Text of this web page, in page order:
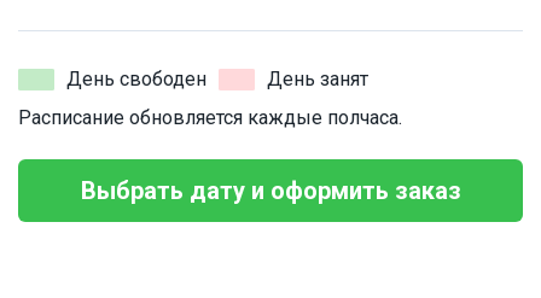
День свободен
День занят
Расписание обновляется каждые полчаса.
Выбрать дату и оформить заказ